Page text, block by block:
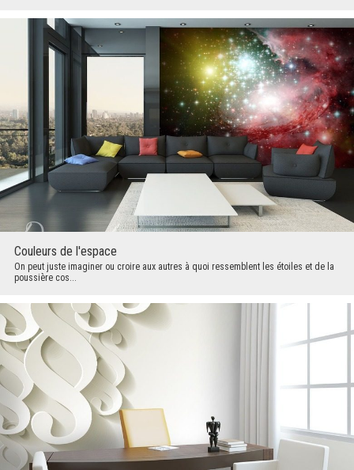
Couleurs de l'espace
On peut juste imaginer ou croire aux autres à quoi ressemblent les étoiles et de la
poussière cos...